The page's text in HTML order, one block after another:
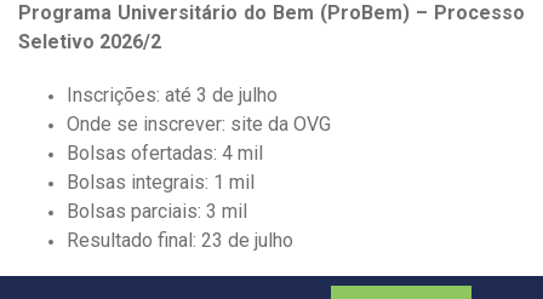
Programa Universitário do Bem (ProBem) – Processo
Seletivo 2026/2
Inscrições: até 3 de julho
Onde se inscrever: site da OVG
Bolsas ofertadas: 4 mil
Bolsas integrais: 1 mil
Bolsas parciais: 3 mil
Resultado final: 23 de julho